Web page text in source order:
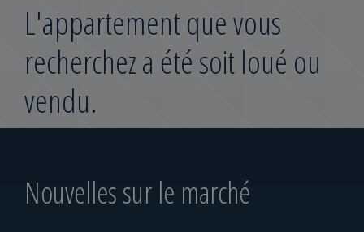
L'appartement que vous
recherchez a été soit loué ou
vendu.
Nouvelles sur le marché